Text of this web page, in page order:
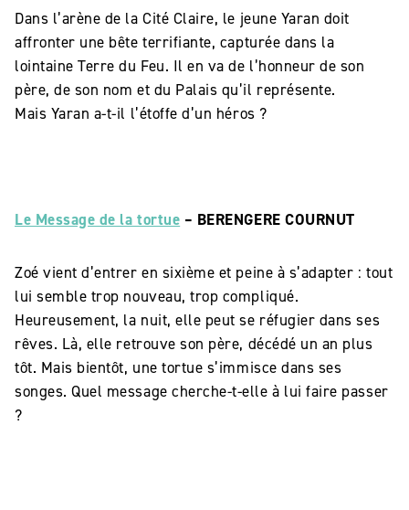
Dans l’arène de la Cité Claire, le jeune Yaran doit
affronter une bête terrifiante, capturée dans la
lointaine Terre du Feu. Il en va de l’honneur de son
père, de son nom et du Palais qu’il représente.
Mais Yaran a-t-il l’étoffe d’un héros ?
Le Message de la tortue – BERENGERE COURNUT
Zoé vient d’entrer en sixième et peine à s’adapter : tout
lui semble trop nouveau, trop compliqué.
Heureusement, la nuit, elle peut se réfugier dans ses
rêves. Là, elle retrouve son père, décédé un an plus
tôt. Mais bientôt, une tortue s’immisce dans ses
songes. Quel message cherche-t-elle à lui faire passer
?